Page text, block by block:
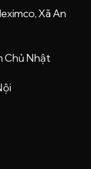
Xã An
Chủ Nhật